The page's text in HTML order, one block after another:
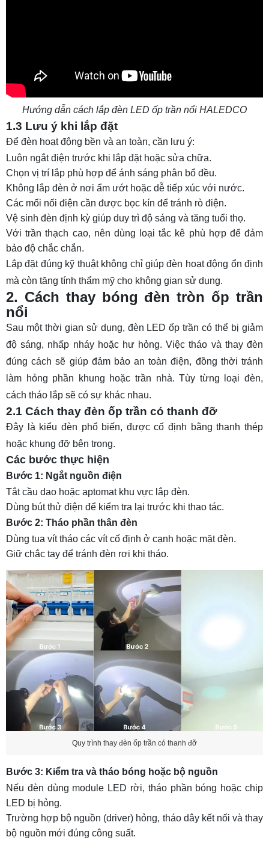
Hướng dẫn cách lắp đèn LED ốp trần nổi HALEDCO
1.3 Lưu ý khi lắp đặt
Để đèn hoạt động bền và an toàn, cần lưu ý:
Luôn ngắt điện trước khi lắp đặt hoặc sửa chữa.
Chọn vị trí lắp phù hợp để ánh sáng phân bổ đều.
Không lắp đèn ở nơi ẩm ướt hoặc dễ tiếp xúc với nước.
Các mối nối điện cần được bọc kín để tránh rò điện.
Vệ sinh đèn định kỳ giúp duy trì độ sáng và tăng tuổi thọ.
Với trần thạch cao, nên dùng loại tắc kê phù hợp để đảm
bảo độ chắc chắn.
Lắp đặt đúng kỹ thuật không chỉ giúp đèn hoạt động ổn định
mà còn tăng tính thẩm mỹ cho không gian sử dụng.
2. Cách thay bóng đèn tròn ốp trần
nổi
Sau một thời gian sử dụng, đèn LED ốp trần có thể bị giảm
độ sáng, nhấp nháy hoặc hư hỏng. Việc tháo và thay đèn
đúng cách sẽ giúp đảm bảo an toàn điện, đồng thời tránh
làm hỏng phần khung hoặc trần nhà. Tùy từng loại đèn,
cách tháo lắp sẽ có sự khác nhau.
2.1 Cách thay đèn ốp trần có thanh đỡ
Đây là kiểu đèn phổ biến, được cố định bằng thanh thép
hoặc khung đỡ bên trong.
Các bước thực hiện
Bước 1: Ngắt nguồn điện
Tắt cầu dao hoặc aptomat khu vực lắp đèn.
Dùng bút thử điện để kiểm tra lại trước khi thao tác.
Bước 2: Tháo phần thân đèn
Dùng tua vít tháo các vít cố định ở cạnh hoặc mặt đèn.
Giữ chắc tay để tránh đèn rơi khi tháo.
Quy trình thay đèn ốp trần có thanh đỡ
Bước 3: Kiểm tra và tháo bóng hoặc bộ nguồn
Nếu đèn dùng module LED rời, tháo phần bóng hoặc chip
LED bị hỏng.
Trường hợp bộ nguồn (driver) hỏng, tháo dây kết nối và thay
bộ nguồn mới đúng công suất.